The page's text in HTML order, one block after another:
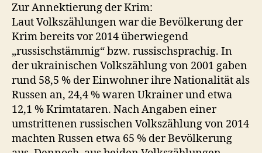
Zur Annektierung der Krim:
Laut Volkszählungen war die Bevölkerung der
Krim bereits vor 2014 überwiegend
„russischstämmig“ bzw. russischsprachig. In
der ukrainischen Volkszählung von 2001 gaben
rund 58,5 % der Einwohner ihre Nationalität als
Russen an, 24,4 % waren Ukrainer und etwa
12,1 % Krimtataren. Nach Angaben einer
umstrittenen russischen Volkszählung von 2014
machten Russen etwa 65 % der Bevölkerung